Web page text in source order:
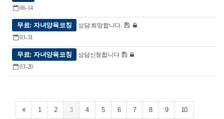
06-14
무료: 자녀양육코칭
상담 희망합니다.
03-31
무료: 자녀양육코칭
상담신청합니다
03-20
1 2 3 4 5 6 7 8 9 10